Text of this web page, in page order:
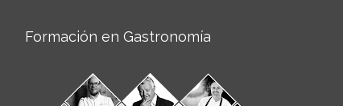
Formación en Gastronomía